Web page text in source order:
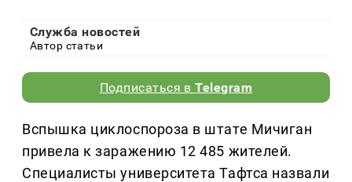
Служба новостей
Автор статьи
Подписаться вTelegram
Вспышка циклоспороза в штате Мичиган
привела к заражению 12 485 жителей.
Специалисты университета Тафтса назвали